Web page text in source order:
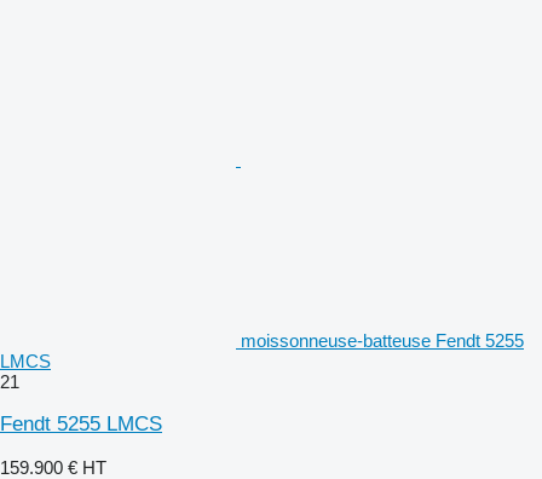
moissonneuse-batteuse Fendt 5255
LMCS
21
Fendt 5255 LMCS
159.900 € HT